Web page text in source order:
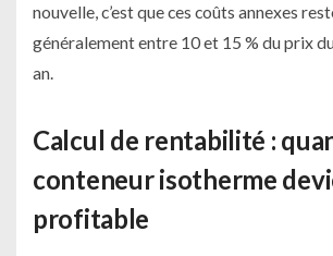
nouvelle, c’est que ces coûts annexes
généralement entre 10 et 15 % du prix
an.
Calcul de rentabilité :
conteneur isotherme
profitable